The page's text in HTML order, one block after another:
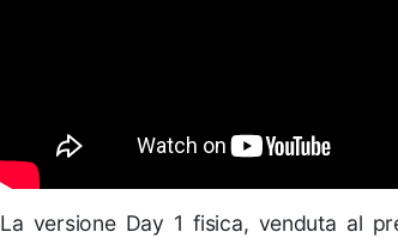
La versione Day 1 fisica, venduta al